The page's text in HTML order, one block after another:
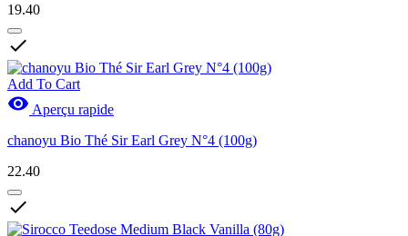
19.40

Add To Cart
 Aperçu rapide
chanoyu Bio Thé Sir Earl Grey N°4 (100g)
22.40
